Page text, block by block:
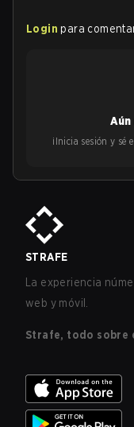
Login para
¡Inicia sesión y sé
STRAFE
La experiencia
web y móvil.
Strafe, todo sobre